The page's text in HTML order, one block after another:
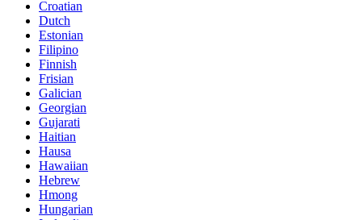
Croatian
Dutch
Estonian
Filipino
Finnish
Frisian
Galician
Georgian
Gujarati
Haitian
Hausa
Hawaiian
Hebrew
Hmong
Hungarian